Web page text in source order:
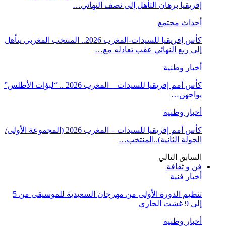
إفريقيا برهان التأهل إلى نصف النهائي…
أحداث مجتمع
كأس إفريقيا للسيدات-المغرب 2026.. المنتخب المغربي يتأهل
إلى ربع النهائي عقب تعادله مع…
أخبار وطنية
كأس أمم إفريقيا للسيدات – المغرب 2026 .. “لبؤات الأطلس”
يواجهن…
أخبار وطنية
كأس أمم إفريقيا للسيدات – المغرب 2026 (المجموعة الأولى/
الجولة الثانية)..المنتخب…
السابق التالي
فن و ثقافة
أخبار فنية
تنظيم الدورة الأولى من مهرجان السعيدية للموسيقى من 5
إلى 9 غشت الجاري
أخبار وطنية